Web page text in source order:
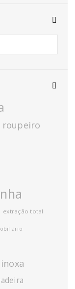
roupeiro
extração total
inoxa